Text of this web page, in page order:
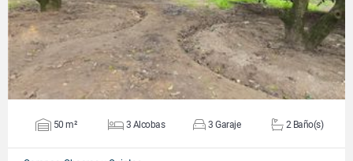
50 m² 3 Alcobas 3 Garaje 2 Baño(s)